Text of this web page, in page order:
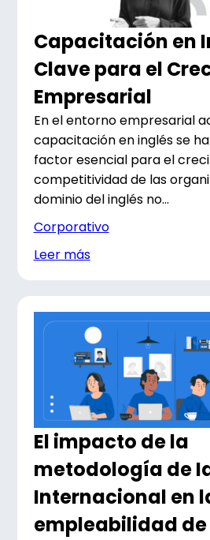
Capacitación en
Clave para el
Empresarial
En el entorno empresarial
capacitación en inglés se
factor esencial para el
competitividad de las
dominio del inglés no...
Corporativo
Leer más
El impacto de la
metodología de
Internacional en
empleabilidad de